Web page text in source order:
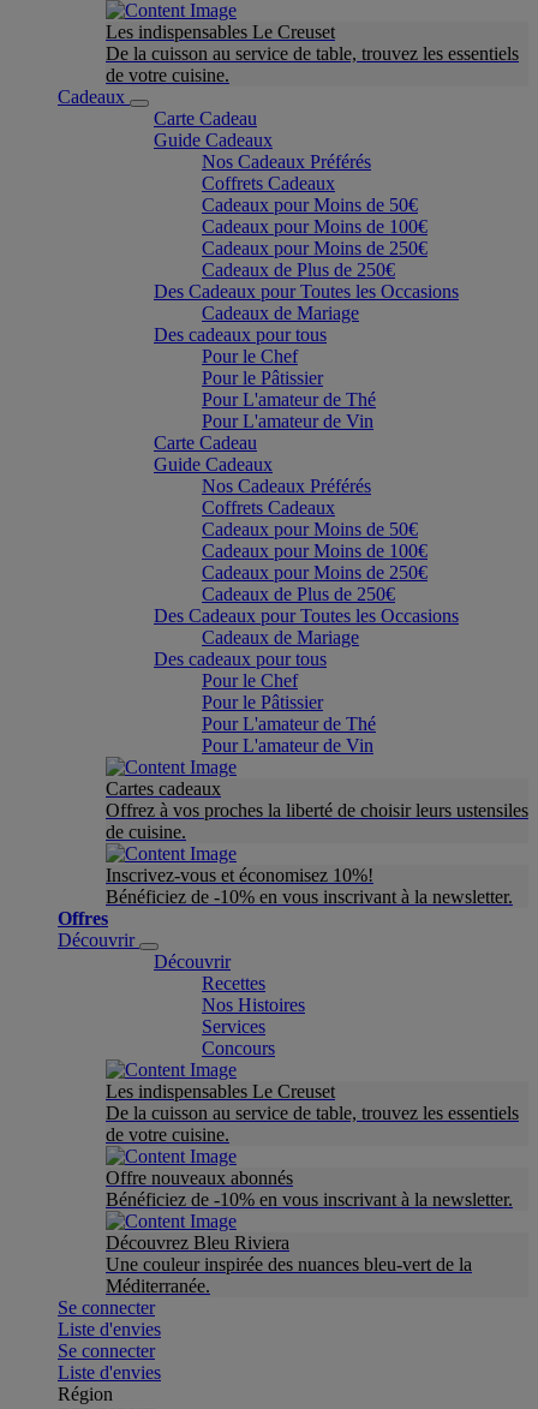
Les indispensables Le Creuset
De la cuisson au service de table, trouvez les essentiels
de votre cuisine.
Cadeaux
Carte Cadeau
Guide Cadeaux
Nos Cadeaux Préférés
Coffrets Cadeaux
Cadeaux pour Moins de 50€
Cadeaux pour Moins de 100€
Cadeaux pour Moins de 250€
Cadeaux de Plus de 250€
Des Cadeaux pour Toutes les Occasions
Cadeaux de Mariage
Des cadeaux pour tous
Pour le Chef
Pour le Pâtissier
Pour L'amateur de Thé
Pour L'amateur de Vin
Carte Cadeau
Guide Cadeaux
Nos Cadeaux Préférés
Coffrets Cadeaux
Cadeaux pour Moins de 50€
Cadeaux pour Moins de 100€
Cadeaux pour Moins de 250€
Cadeaux de Plus de 250€
Des Cadeaux pour Toutes les Occasions
Cadeaux de Mariage
Des cadeaux pour tous
Pour le Chef
Pour le Pâtissier
Pour L'amateur de Thé
Pour L'amateur de Vin
Cartes cadeaux
Offrez à vos proches la liberté de choisir leurs ustensiles
de cuisine.
Inscrivez-vous et économisez 10%!
Bénéficiez de -10% en vous inscrivant à la newsletter.
Offres
Découvrir
Découvrir
Recettes
Nos Histoires
Services
Concours
Les indispensables Le Creuset
De la cuisson au service de table, trouvez les essentiels
de votre cuisine.
Offre nouveaux abonnés
Bénéficiez de -10% en vous inscrivant à la newsletter.
Découvrez Bleu Riviera
Une couleur inspirée des nuances bleu-vert de la
Méditerranée.
Se connecter
Liste d'envies
Se connecter
Liste d'envies
Région